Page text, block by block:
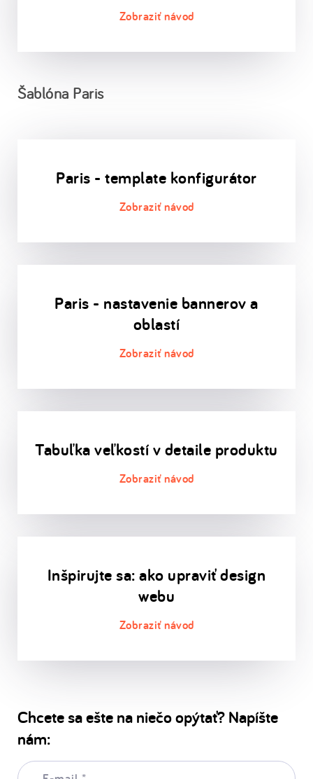
Šablóna Paris
Paris - template konfigurátor
Paris - nastavenie bannerov a
oblastí
Tabuľka veľkostí v detaile produktu
Inšpirujte sa: ako upraviť design
webu
Chcete sa ešte na niečo opýtať? Napíšte
nám:
E-